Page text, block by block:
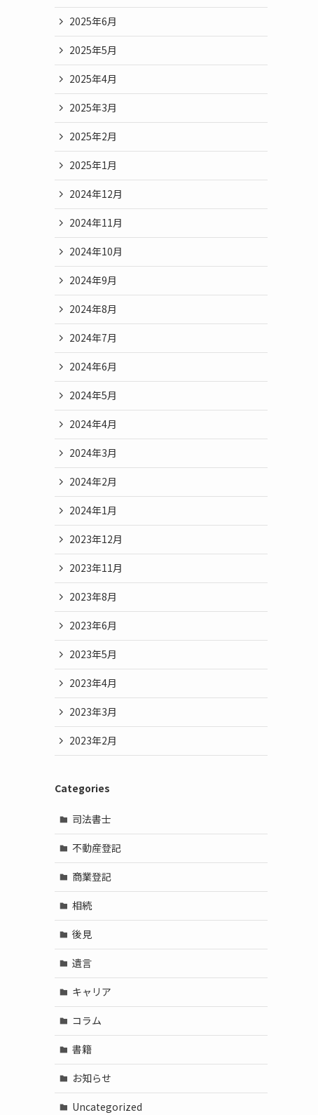
2025年6月
2025年5月
2025年4月
2025年3月
2025年2月
2025年1月
2024年12月
2024年11月
2024年10月
2024年9月
2024年8月
2024年7月
2024年6月
2024年5月
2024年4月
2024年3月
2024年2月
2024年1月
2023年12月
2023年11月
2023年8月
2023年6月
2023年5月
2023年4月
2023年3月
2023年2月
Categories
司法書士
不動産登記
商業登記
相続
後見
遺言
キャリア
コラム
書籍
お知らせ
Uncategorized